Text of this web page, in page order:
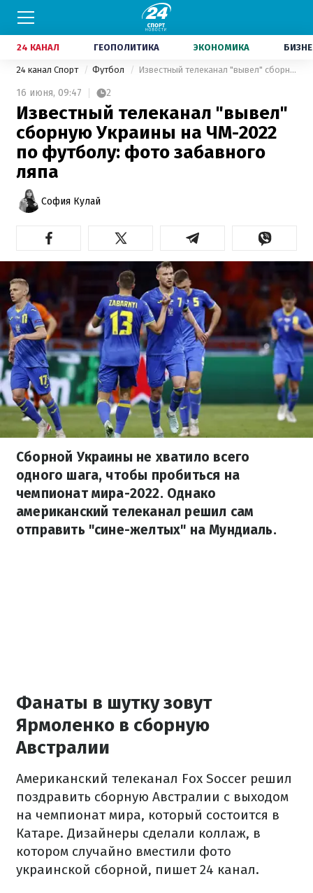
24 КАНАЛ ГЕОПОЛИТИКА ЭКОНОМИКА
24 канал Спорт Футбол Известный телеканал "вывел" сборную Украины на ЧМ-2022 по футболу: фото забавного ляпа
16 июня, 09:47 2
Известный телеканал "вывел"
сборную Украины на ЧМ-2022
по футболу: фото забавного
ляпа
София Кулай
Сборной Украины не хватило всего
одного шага, чтобы пробиться на
чемпионат мира-2022. Однако
американский телеканал решил сам
отправить "сине-желтых" на Мундиаль.
Фанаты в шутку зовут
Ярмоленко в сборную
Австралии
Американский телеканал Fox Soccer решил
поздравить сборную Австралии с выходом
на чемпионат мира, который состоится в
Катаре. Дизайнеры сделали коллаж, в
котором случайно вместили фото
украинской сборной, пишет 24 канал.